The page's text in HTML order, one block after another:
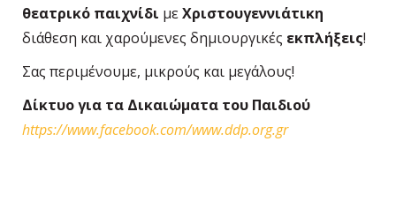
θεατρικό παιχνίδι μεΧριστουγεννιάτικη
διάθεση και χαρούμενες δημιουργικές εκπλήξεις!
Σας περιμένουμε, μικρούς και μεγάλους!
Δίκτυο για τα Δικαιώματα του Παιδιού
https://www.facebook.com/www.ddp.org.gr